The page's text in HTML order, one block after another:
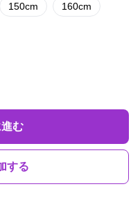
150cm 160cm
む
する